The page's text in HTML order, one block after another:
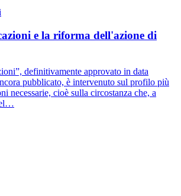
e la riforma dell'azione di
definitivamente approvato in data
pubblicato, è intervenuto sul profilo più
necessarie, cioè sulla circostanza che, a